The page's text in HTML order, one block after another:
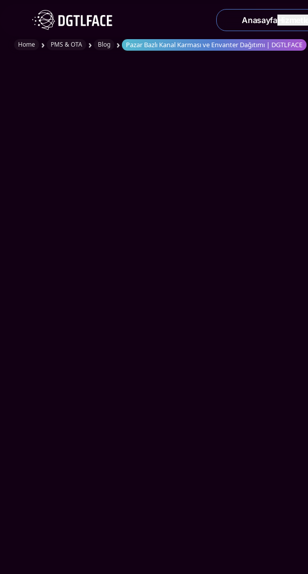
AnasayfaHizmetler
Home › PMS & OTA › Blog › Pazar Bazlı Kanal Karması ve Envanter Dağıtımı | DGTLFACE